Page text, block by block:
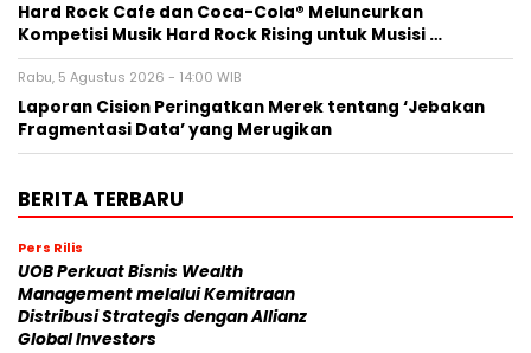
Hard Rock Cafe dan Coca-Cola® Meluncurkan
Kompetisi Musik Hard Rock Rising untuk Musisi …
Rabu, 5 Agustus 2026 - 14:00 WIB
Laporan Cision Peringatkan Merek tentang ‘Jebakan
Fragmentasi Data’ yang Merugikan
BERITA TERBARU
Pers Rilis
UOB Perkuat Bisnis Wealth
Management melalui Kemitraan
Distribusi Strategis dengan Allianz
Global Investors